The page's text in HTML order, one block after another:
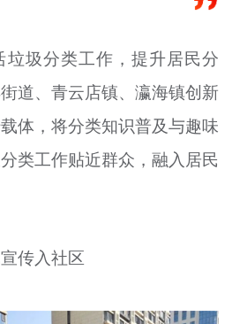
+
垃圾分类工作，提升居民分
道、青云店镇、瀛海镇创新
体，将分类知识普及与趣味
类工作贴近群众，融入居民
传入社区